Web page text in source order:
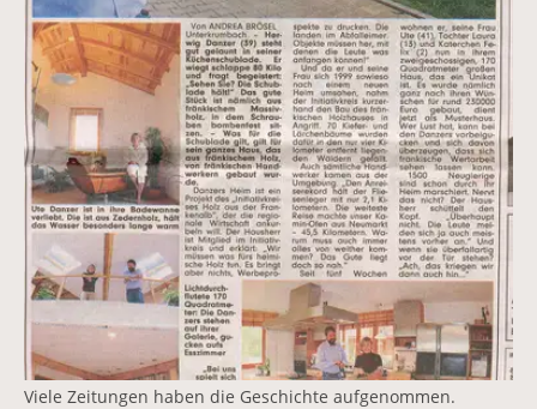
Viele Zeitungen haben die Geschichte aufgenommen.